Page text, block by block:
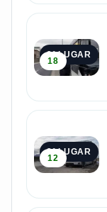
2º LUGAR
18
3º LUGAR
12